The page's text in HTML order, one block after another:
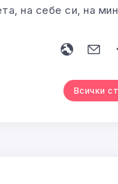
на себе си, на
Всички